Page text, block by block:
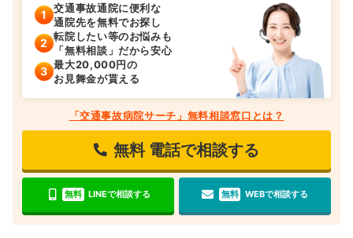
交通事故通院に便利な
通院先を無料でお探し
転院したい等のお悩みも
「無料相談」だから安心
最大20,000円の
お見舞金が貰える
「交通事故病院サーチ」無料相談窓口とは？
無料 電話で相談する
無料 LINEで相談する 無料 WEBで相談する